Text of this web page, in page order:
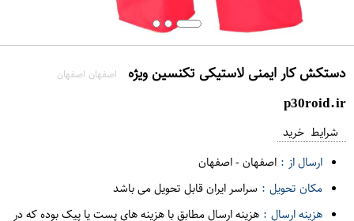
دستکش کار ایمنی لاستیکی تکنسین ویژه اصفهان اصفهان
p30roid.ir
شرایط خرید
ارسال از : اصفهان-اصفهان
مکان تحویل : سراسر ایران قابل تحویل می باشد
هزینه ارسال : هزینه ارسال مطابق با هزینه های پست یا پیک بوده که در